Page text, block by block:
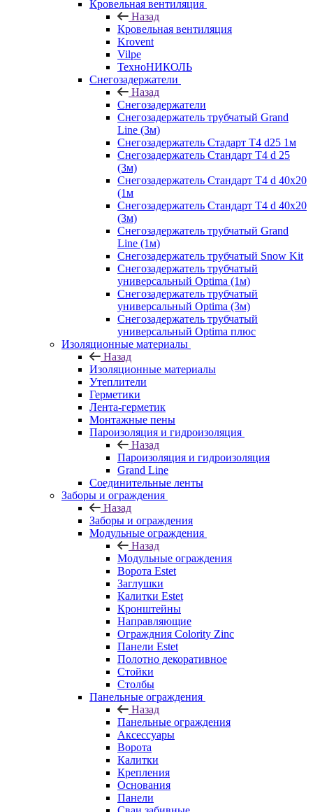
Кровельная вентиляция
Назад
Кровельная вентиляция
Krovent
Vilpe
ТехноНИКОЛЬ
Снегозадержатели
Назад
Снегозадержатели
Снегозадержатель трубчатый Grand
Line (3м)
Снегозадержатель Стадарт Т4 d25 1м
Снегозадержатель Стандарт Т4 d 25
(3м)
Снегозадержатель Стандарт Т4 d 40х20
(1м
Снегозадержатель Стандарт Т4 d 40х20
(3м)
Снегозадержатель трубчатый Grand
Line (1м)
Снегозадержатель трубчатый Snow Kit
Снегозадержатель трубчатый
универсальный Optima (1м)
Снегозадержатель трубчатый
универсальный Optima (3м)
Снегозадержатель трубчатый
универсальный Optima плюс
Изоляционные материалы
Назад
Изоляционные материалы
Утеплители
Герметики
Лента-герметик
Монтажные пены
Пароизоляция и гидроизоляция
Назад
Пароизоляция и гидроизоляция
Grand Line
Соединительные ленты
Заборы и ограждения
Назад
Заборы и ограждения
Модульные ограждения
Назад
Модульные ограждения
Ворота Estet
Заглушки
Калитки Estet
Кронштейны
Направляющие
Ограждния Colority Zinc
Панели Estet
Полотно декоративное
Стойки
Столбы
Панельные ограждения
Назад
Панельные ограждения
Аксессуары
Ворота
Калитки
Крепления
Основания
Панели